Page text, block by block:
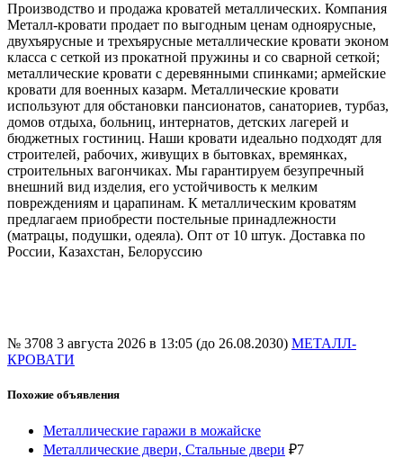
Производство и продажа кроватей металлических. Компания
Металл-кровати продает по выгодным ценам одноярусные,
двухъярусные и трехъярусные металлические кровати эконом
класса с сеткой из прокатной пружины и со сварной сеткой;
металлические кровати с деревянными спинками; армейские
кровати для военных казарм. Металлические кровати
используют для обстановки пансионатов, санаториев, турбаз,
домов отдыха, больниц, интернатов, детских лагерей и
бюджетных гостиниц. Наши кровати идеально подходят для
строителей, рабочих, живущих в бытовках, времянках,
строительных вагончиках. Мы гарантируем безупречный
внешний вид изделия, его устойчивость к мелким
повреждениям и царапинам. К металлическим кроватям
предлагаем приобрести постельные принадлежности
(матрацы, подушки, одеяла). Опт от 10 штук. Доставка по
России, Казахстан, Белоруссию
№ 3708 3 августа 2026 в 13:05 (до 26.08.2030) МЕТАЛЛ-
КРОВАТИ
Похожие объявления
Металлические гаражи в можайске
Металлические двери, Стальные двери ₽7